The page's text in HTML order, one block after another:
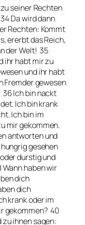
seiner Rechten
Da wird dann
Rechten: Kommt
ererbt das Reich,
der Welt! 35
ihr habt mir zu
und ihr habt
Fremder gewesen
Ich bin nackt
Ich bin krank
Ich bin im
mir gekommen.
antworten und
gesehen
durstig und
haben wir
dich
dich
krank oder im
gekommen? 40
ihnen sagen: